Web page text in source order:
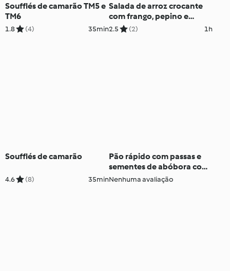
Soufflés de camarão TM5 e
TM6
1.8 (4) 35min
Salada de arroz crocante
com frango, pepino e
molho satay
2.5 (2) 1h
Soufflés de camarão
4.6 (8) 35min
Pão rápido com passas e
sementes de abóbora com
húmus de couve-flor
Nenhuma avaliação